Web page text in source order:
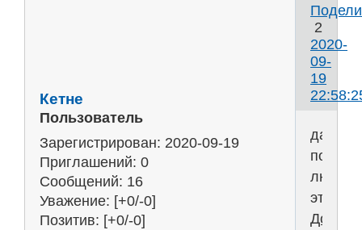
2
2020-
09-
19
Кетне
Пользователь
Зарегистрирован: 2020-09-19
Приглашений: 0
Сообщений: 16
Уважение: [+0/-0]
Позитив: [+0/-0]
да
по
этот
Дом